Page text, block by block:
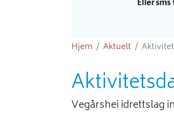
Hjem Aktuelt
Vegårshei idrettslag